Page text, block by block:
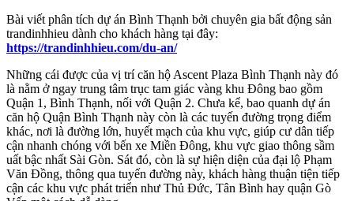
Bài viết phân tích dự án Bình Thạnh bởi chuyên gia bất động sản
trandinhhieu dành cho khách hàng tại đây:
https://trandinhhieu.com/du-an/
Những cái được của vị trí căn hộ Ascent Plaza Bình Thạnh này đó
là nằm ở ngay trung tâm trục tam giác vàng khu Đông bao gồm
Quận 1, Bình Thạnh, nối với Quận 2. Chưa kể, bao quanh dự án
căn hộ Quận Bình Thạnh này còn là các tuyến đường trọng điểm
khác, nơi là đường lớn, huyết mạch của khu vực, giúp cư dân tiếp
cận nhanh chóng với bến xe Miền Đông, khu vực giao thông sầm
uất bậc nhất Sài Gòn. Sát đó, còn là sự hiện diện của đại lộ Phạm
Văn Đồng, thông qua tuyến đường này, khách hàng thuận tiện tiếp
cận các khu vực phát triển như Thủ Đức, Tân Bình hay quận Gò